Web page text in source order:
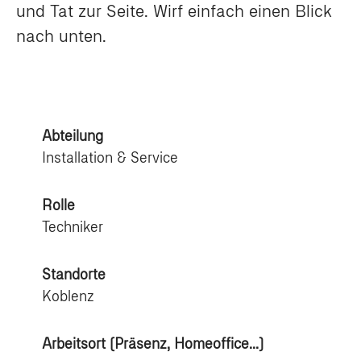
und Tat zur Seite. Wirf einfach einen Blick
nach unten.
Abteilung
Installation & Service
Rolle
Techniker
Standorte
Koblenz
Arbeitsort (Präsenz, Homeoffice...)